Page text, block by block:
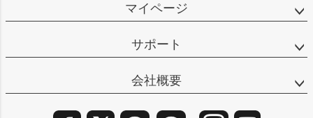
マイページ
サポート
会社概要